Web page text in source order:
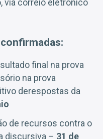
via correio eletrônico
final na prova
na prova
derespostas da
de recursos contra o
discursiva – 31 de